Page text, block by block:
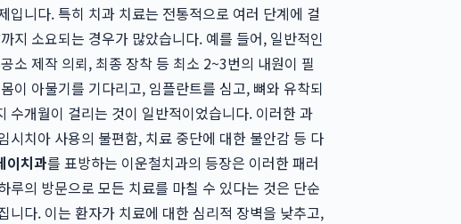
입니다. 특히 치과 치료는 전통적으로 여러 단계에 걸
지 소요되는 경우가 많았습니다. 예를 들어, 일반적인
소 제작 의뢰, 최종 장착 등 최소 2~3번의 내원이 필
이 아물기를 기다리고, 임플란트를 심고, 뼈와 유착되
수개월이 걸리는 것이 일반적이었습니다. 이러한 과
시치아 사용의 불편함, 치료 중단에 대한 불안감 등 다
이치과를 표방하는 이운철치과의 등장은 이러한 패러
루의 방문으로 모든 치료를 마칠 수 있다는 것은 단순
니다. 이는 환자가 치료에 대한 심리적 장벽을 낮추고,